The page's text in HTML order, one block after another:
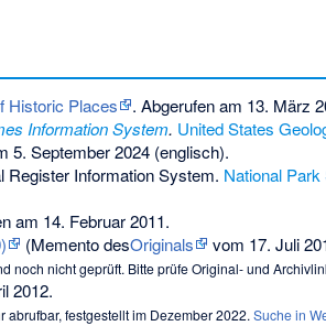
Historic Places
. Abgerufen am 13. März
Information System. United States
5. September 2024 (englisch).
Register Information System. National
am 14. Februar 2011.
(MementodesOriginals vom 17. Juli
noch nicht geprüft. Bitte prüfe Original- und
2012.
abrufbar, festgestellt im Dezember 2022. Suche in